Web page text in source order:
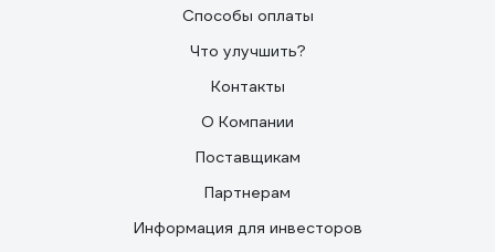
Способы оплаты
Что улучшить?
Контакты
О Компании
Поставщикам
Партнерам
Информация для инвесторов